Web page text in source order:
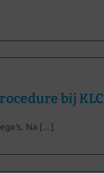
bij KLC
Na [...]